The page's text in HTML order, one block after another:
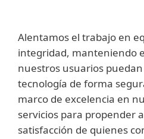
Alentamos el trabajo en
integridad, manteniendo
nuestros usuarios
tecnología de forma
marco de excelencia en
servicios para propender
satisfacción de quienes